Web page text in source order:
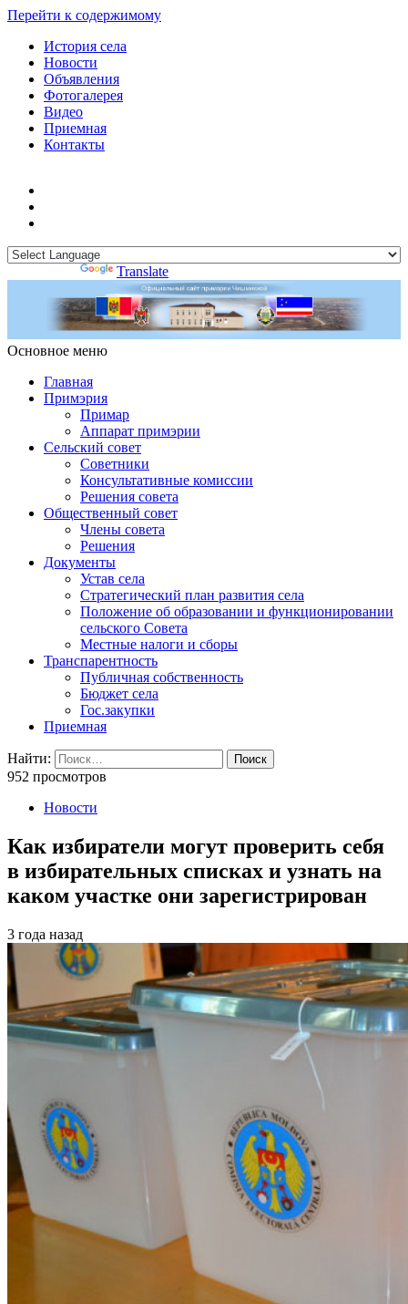
Перейти к содержимому
История села
Новости
Объявления
Фотогалерея
Видео
Приемная
Контакты
Translate
Основное меню
Примэрия Чишмикиой
Главная
Примэрия
Примар
Аппарат примэрии
Сельский совет
Советники
Консультативные комиссии
Решения совета
Общественный совет
Члены совета
Решения
Документы
Устав села
Стратегический план развития села
Положение об образовании и функционировании
сельского Совета
Местные налоги и сборы
Транспарентность
Публичная собственность
Бюджет села
Гос.закупки
Приемная
Найти:
952 просмотров
Новости
Как избиратели могут проверить себя
в избирательных списках и узнать на
каком участке они зарегистрирован
3 года назад